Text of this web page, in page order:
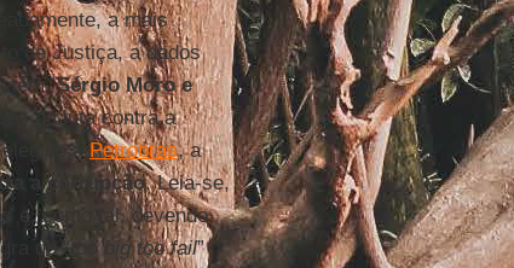
a mais
de Justiça, a dados
Sérgio Moro e
da luta contra a
aPetrobras, a
a corrupção. Leia-se,
e, como tal, devendo
do “too big too fail”